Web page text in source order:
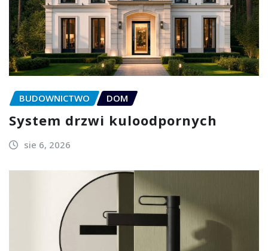
BUDOWNICTWO DOM
System drzwi kuloodpornych
sie 6, 2026